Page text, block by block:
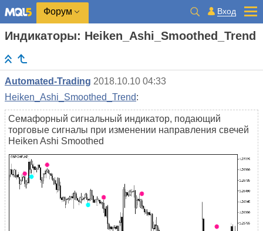
Форум Вход
Индикаторы: Heiken_Ashi_Smoothed_Trend
Automated-Trading 2018.10.10 04:33
Heiken_Ashi_Smoothed_Trend:
Семафорный сигнальный индикатор, подающий
торговые сигналы при изменении направления свечей
Heiken Ashi Smoothed